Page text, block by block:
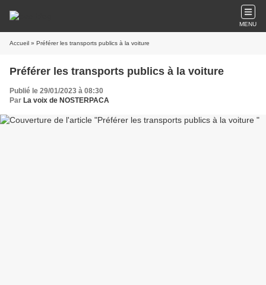
MENU
Accueil » Préférer les transports publics à la voiture
Préférer les transports publics à la voiture
Publié le 29/01/2023 à 08:30
Par La voix de NOSTERPACA